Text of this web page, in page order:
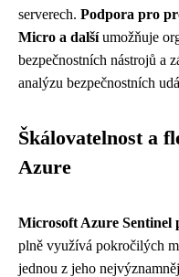
serverech. Podpora pro
Micro a dalšíumožňuje
bezpečnostních nástrojů a
analýzu bezpečnostních
Škálovatelnost a
Azure
Microsoft Azure Sentinel
plně využívá pokročilých
jednou z jeho